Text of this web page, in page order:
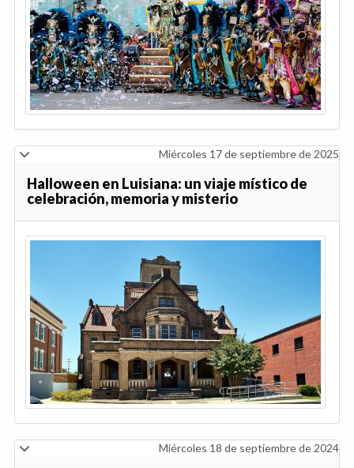
Miércoles 17 de septiembre de 2025
Halloween en Luisiana: un viaje místico de
celebración, memoria y misterio
Miércoles 18 de septiembre de 2024